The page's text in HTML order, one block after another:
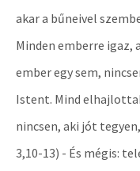
akar a bűneivel
Minden emberre igaz,
ember egy sem,
Istent. Mind
nincsen, aki jót
3,10-13) - És mégis: